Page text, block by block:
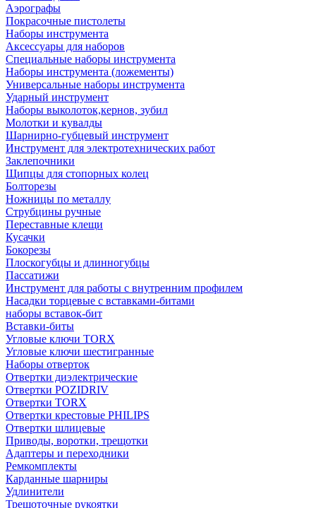
Аэрографы
Покрасочные пистолеты
Наборы инструмента
Аксессуары для наборов
Специальные наборы инструмента
Наборы инструмента (ложементы)
Универсальные наборы инструмента
Ударный инструмент
Наборы выколоток,кернов, зубил
Молотки и кувалды
Шарнирно-губцевый инструмент
Инструмент для электротехнических работ
Заклепочники
Щипцы для стопорных колец
Болторезы
Ножницы по металлу
Струбцины ручные
Переставные клещи
Кусачки
Бокорезы
Плоскогубцы и длинногубцы
Пассатижи
Инструмент для работы с внутренним профилем
Насадки торцевые с вставками-битами
наборы вставок-бит
Вставки-биты
Угловые ключи TORX
Угловые ключи шестигранные
Наборы отверток
Отвертки диэлектрические
Отвертки POZIDRIV
Отвертки TORX
Отвертки крестовые PHILIPS
Отвертки шлицевые
Приводы, воротки, трещотки
Адаптеры и переходники
Ремкомплекты
Карданные шарниры
Удлинители
Трещоточные рукоятки